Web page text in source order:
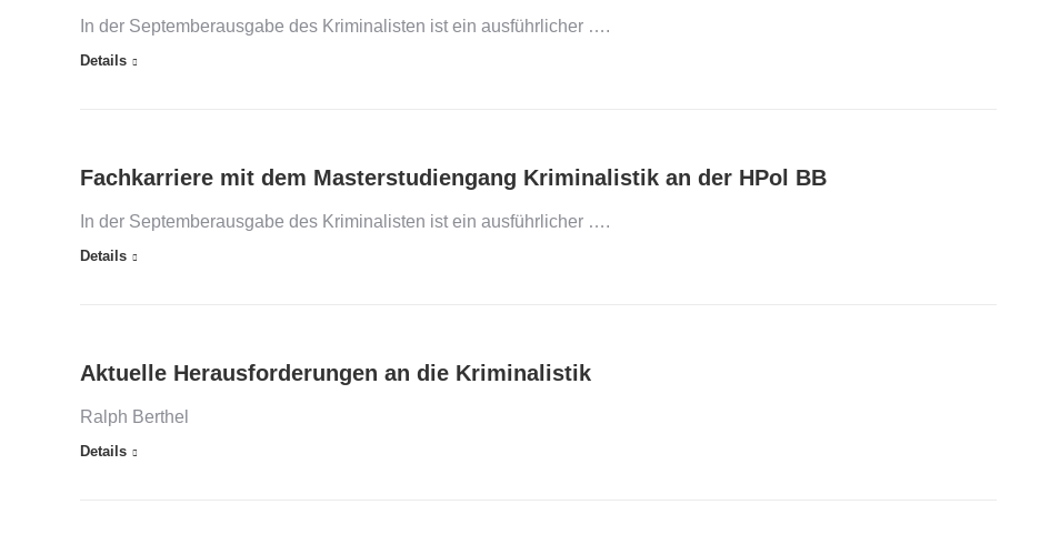
In der Septemberausgabe des Kriminalisten ist ein ausführlicher ….
Details
Fachkarriere mit dem Masterstudiengang Kriminalistik an der HPol BB
In der Septemberausgabe des Kriminalisten ist ein ausführlicher ….
Details
Aktuelle Herausforderungen an die Kriminalistik
Ralph Berthel
Details